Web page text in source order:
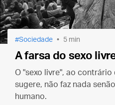
Sociedade 5 min
A farsa do sexo
O "sexo livre", ao
sugere, não faz nada
humano.